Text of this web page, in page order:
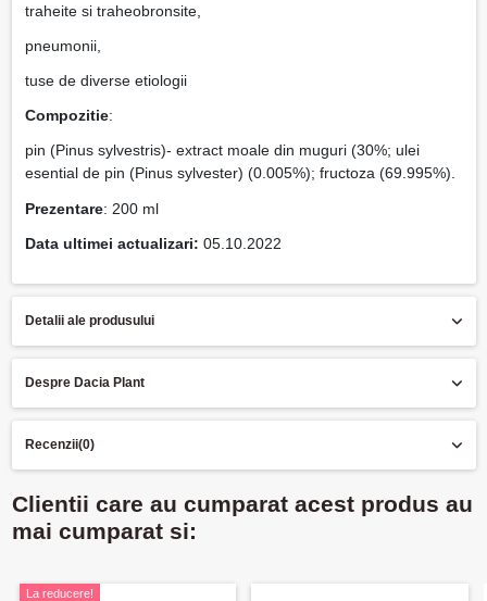
traheite si traheobronsite,
pneumonii,
tuse de diverse etiologii
Compozitie:
pin (Pinus sylvestris)- extract moale din muguri (30%; ulei
esential de pin (Pinus sylvester) (0.005%); fructoza (69.995%).
Prezentare: 200 ml
Data ultimei actualizari: 05.10.2022
Detalii ale produsului
Despre Dacia Plant
Recenzii(0)
Clientii care au cumparat acest produs au
mai cumparat si:
La reducere!